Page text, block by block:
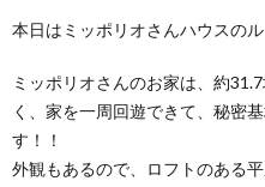
本日はミッポリオさんハウスのル
ミッポリオさんのお家は、約
く、家を一周回遊できて、秘密
す！！
外観もあるので、ロフトのある